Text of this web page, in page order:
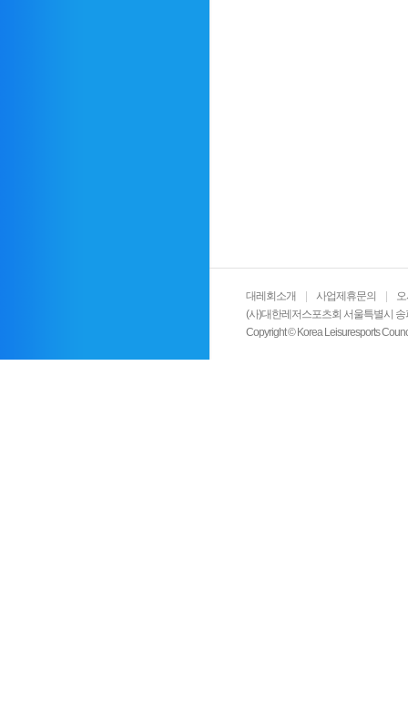
대레회소개 사업제휴문의
(사)대한레저스포츠회 서울특별시 송
Copyright © Korea Leisuresports